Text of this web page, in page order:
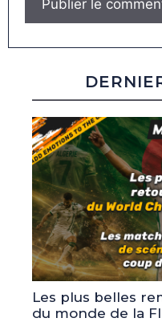
Les plus belles
du monde de la